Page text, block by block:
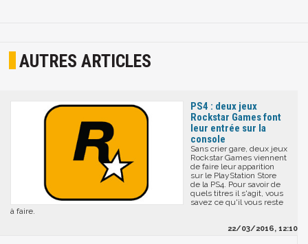
AUTRES ARTICLES
PS4 : deux jeux
Rockstar Games font
leur entrée sur la
console
Sans crier gare, deux jeux
Rockstar Games viennent
de faire leur apparition
sur le PlayStation Store
de la PS4. Pour savoir de
quels titres il s'agit, vous
savez ce qu'il vous reste
à faire.
22/03/2016, 12:10